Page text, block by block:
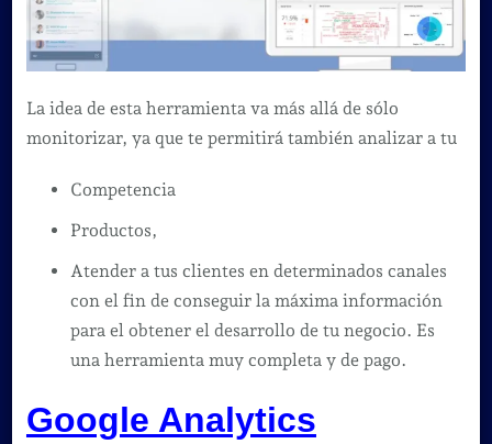
La idea de esta herramienta va más allá de sólo
monitorizar, ya que te permitirá también analizar a tu
Competencia
Productos,
Atender a tus clientes en determinados canales
con el fin de conseguir la máxima información
para el obtener el desarrollo de tu negocio. Es
una herramienta muy completa y de pago.
Google Analytics